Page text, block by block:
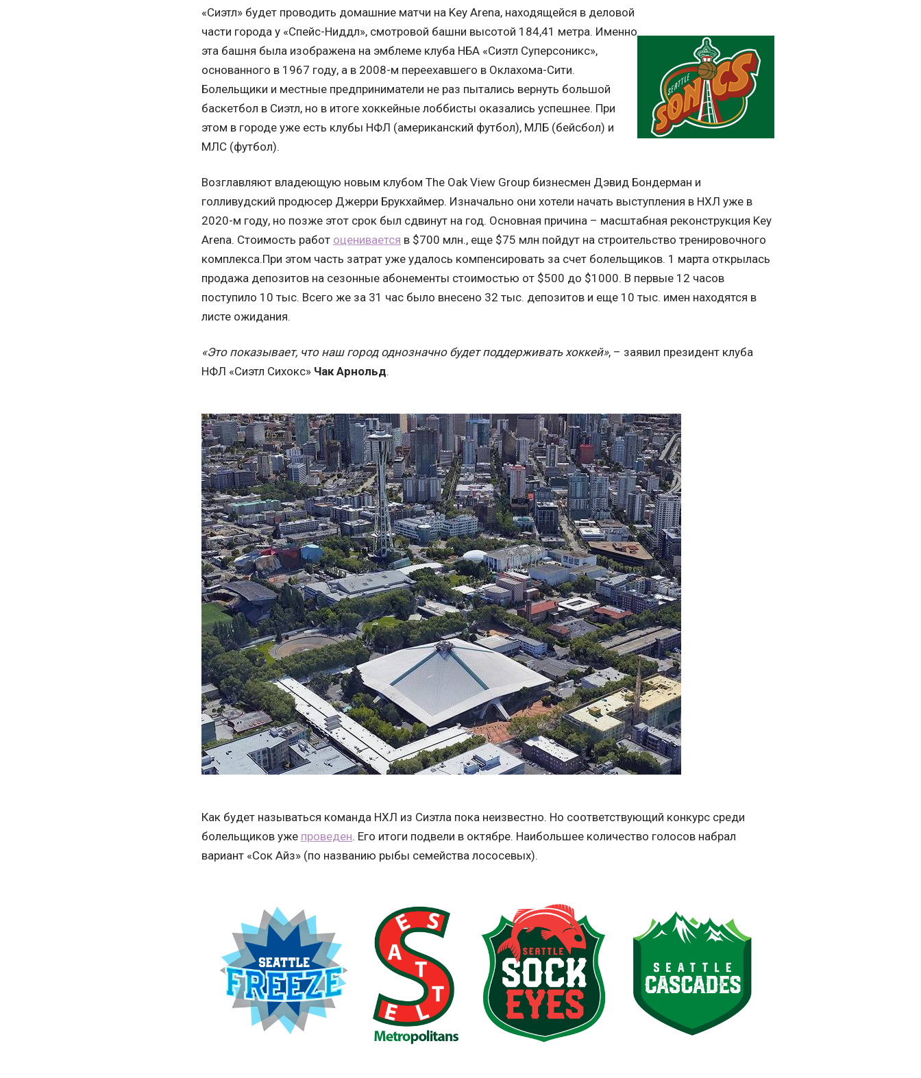
«Сиэтл» будет проводить домашние матчи на Key Arena, находящейся в деловой
части города у «Спейс-Ниддл», смотровой башни высотой 184,41 метра. Именно
эта башня была изображена на эмблеме клуба НБА «Сиэтл Суперсоникс»,
основанного в 1967 году, а в 2008-м переехавшего в Оклахома-Сити.
Болельщики и местные предприниматели не раз пытались вернуть большой
баскетбол в Сиэтл, но в итоге хоккейные лоббисты оказались успешнее. При
этом в городе уже есть клубы НФЛ (американский футбол), МЛБ (бейсбол) и
МЛС (футбол).
Возглавляют владеющую новым клубом The Oak View Group бизнесмен Дэвид Бондерман и
голливудский продюсер Джерри Брукхаймер. Изначально они хотели начать выступления в НХЛ уже в
2020-м году, но позже этот срок был сдвинут на год. Основная причина – масштабная реконструкция Key
Arena. Стоимость работ оценивается в $700 млн., еще $75 млн пойдут на строительство тренировочного
комплекса.При этом часть затрат уже удалось компенсировать за счет болельщиков. 1 марта открылась
продажа депозитов на сезонные абонементы стоимостью от $500 до $1000. В первые 12 часов
поступило 10 тыс. Всего же за 31 час было внесено 32 тыс. депозитов и еще 10 тыс. имен находятся в
листе ожидания.
«Это показывает, что наш город однозначно будет поддерживать хоккей», – заявил президент клуба
НФЛ «Сиэтл Сихокс» Чак Арнольд.
Как будет называться команда НХЛ из Сиэтла пока неизвестно. Но соответствующий конкурс среди
болельщиков уже проведен. Его итоги подвели в октябре. Наибольшее количество голосов набрал
вариант «Сок Айз» (по названию рыбы семейства лососевых).